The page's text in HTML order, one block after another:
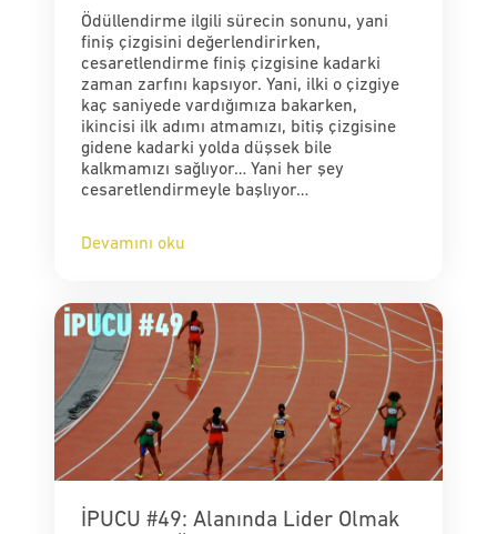
Ödüllendirme ilgili sürecin sonunu, yani
finiş çizgisini değerlendirirken,
cesaretlendirme finiş çizgisine kadarki
zaman zarfını kapsıyor. Yani, ilki o çizgiye
kaç saniyede vardığımıza bakarken,
ikincisi ilk adımı atmamızı, bitiş çizgisine
gidene kadarki yolda düşsek bile
kalkmamızı sağlıyor… Yani her şey
cesaretlendirmeyle başlıyor…
Devamını oku
İPUCU #49: Alanında Lider Olmak